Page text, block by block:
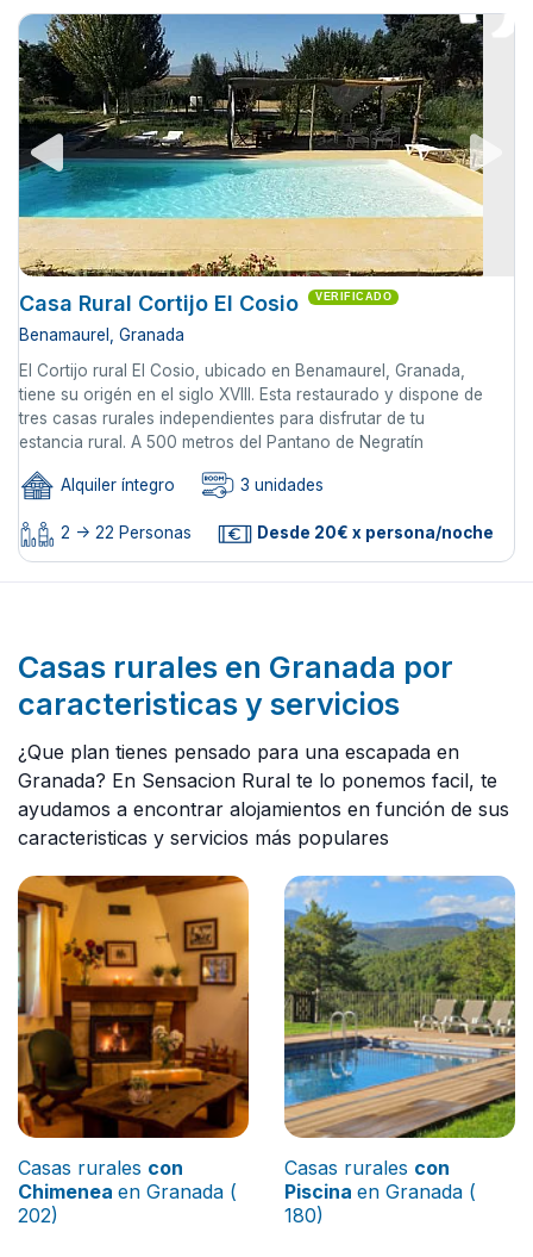
Casa Rural Cortijo El Cosio VERIFICADO
Benamaurel, Granada
El Cortijo rural El Cosio, ubicado en Benamaurel, Granada,
tiene su origén en el siglo XVIII. Esta restaurado y dispone de
tres casas rurales independientes para disfrutar de tu
estancia rural. A 500 metros del Pantano de Negratín
Alquiler íntegro 3 unidades
2 -> 22 Personas Desde 20€ x persona/noche
Casas rurales en Granada por
caracteristicas y servicios
¿Que plan tienes pensado para una escapada en
Granada? En Sensacion Rural te lo ponemos facil, te
ayudamos a encontrar alojamientos en función de sus
caracteristicas y servicios más populares
Casas rurales con
Chimenea en Granada (
202)
Casas rurales con
Piscina en Granada (
180)